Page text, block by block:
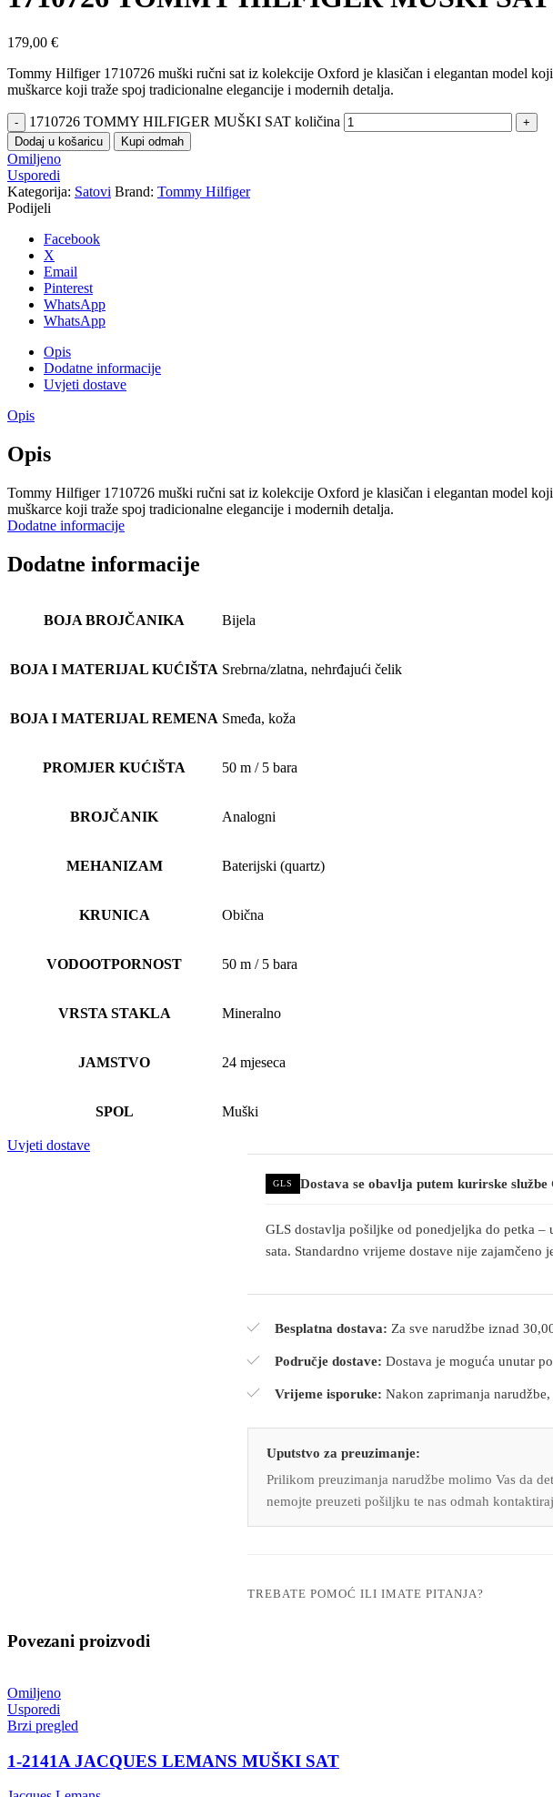
179,00 €
Tommy Hilfiger 1710726 muški ručni sat iz kolekcije Oxford je klasičan i elegantan model
muškarce koji traže spoj tradicionalne elegancije i modernih detalja.
1710726 TOMMY HILFIGER MUŠKI SAT količina
Dodaj u košaricu Kupi odmah
Omiljeno
Usporedi
Kategorija: Satovi Brand: Tommy Hilfiger
Podijeli
Facebook
X
Email
Pinterest
WhatsApp
WhatsApp
Opis
Dodatne informacije
Uvjeti dostave
Opis
Opis
Tommy Hilfiger 1710726 muški ručni sat iz kolekcije Oxford je klasičan i elegantan model
muškarce koji traže spoj tradicionalne elegancije i modernih detalja.
Dodatne informacije
Dodatne informacije
BOJA BROJČANIKA Bijela
BOJA I MATERIJAL KUĆIŠTA Srebrna/zlatna, nehrđajući čelik
BOJA I MATERIJAL REMENA Smeđa, koža
PROMJER KUĆIŠTA 50 m / 5 bara
BROJČANIK Analogni
MEHANIZAM Baterijski (quartz)
KRUNICA Obična
VODOOTPORNOST 50 m / 5 bara
VRSTA STAKLA Mineralno
JAMSTVO 24 mjeseca
SPOL Muški
Uvjeti dostave
GLS Dostava se obavlja putem kurirske službe
GLS dostavlja pošiljke od ponedjeljka do petka
sata. Standardno vrijeme dostave nije zajamčeno
Besplatna dostava: Za sve narudžbe iznad
Područje dostave: Dostava je moguća unutar
Vrijeme isporuke: Nakon zaprimanja
Uputstvo za preuzimanje:
Prilikom preuzimanja narudžbe molimo Vas da
nemojte preuzeti pošiljku te nas odmah
TREBATE POMOĆ ILI IMATE PITANJA?
Povezani proizvodi
Omiljeno
Usporedi
Brzi pregled
1-2141A JACQUES LEMANS MUŠKI SAT